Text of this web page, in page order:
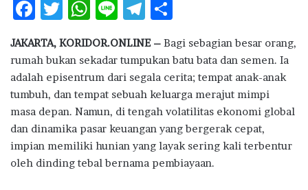
o
k
p
p
m
F
e
b
o
o
k
T
it
te
r
W
at
s
A
p
p
Li
e
T
e
g
ra
m
ar
e
JAKARTA, KORIDOR.ONLINE – Bagi sebagian besar orang,
rumah bukan sekadar tumpukan batu bata dan semen. Ia
adalah episentrum dari segala cerita; tempat anak-anak
tumbuh, dan tempat sebuah keluarga merajut mimpi
masa depan. Namun, di tengah volatilitas ekonomi global
dan dinamika pasar keuangan yang bergerak cepat,
impian memiliki hunian yang layak sering kali terbentur
oleh dinding tebal bernama pembiayaan.